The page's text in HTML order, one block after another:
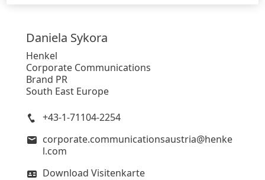
Daniela Sykora
Henkel
Corporate Communications
Brand PR
South East Europe
+43-1-71104-2254
corporate.communicationsaustria@henke
l.com
Download Visitenkarte